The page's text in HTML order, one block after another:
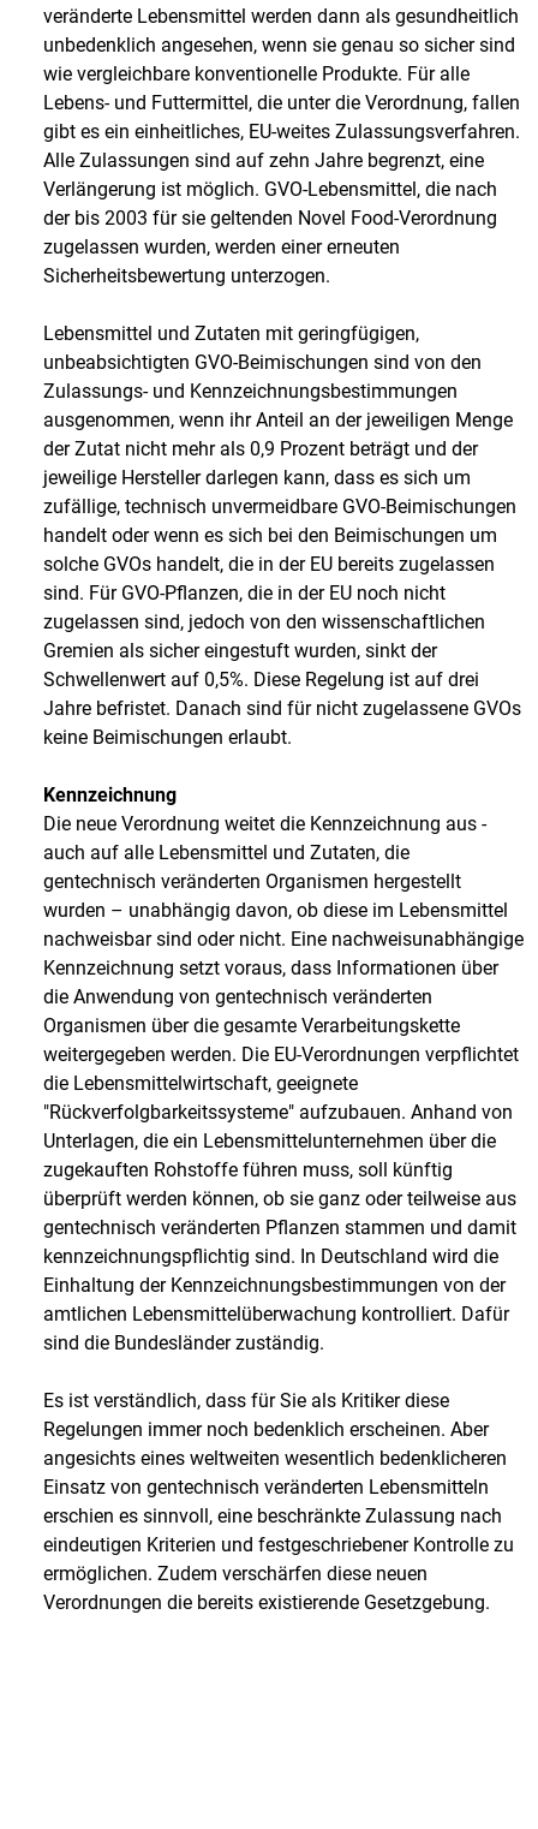
veränderte Lebensmittel werden dann als gesundheitlich
unbedenklich angesehen, wenn sie genau so sicher sind
wie vergleichbare konventionelle Produkte. Für alle
Lebens- und Futtermittel, die unter die Verordnung, fallen
gibt es ein einheitliches, EU-weites Zulassungsverfahren.
Alle Zulassungen sind auf zehn Jahre begrenzt, eine
Verlängerung ist möglich. GVO-Lebensmittel, die nach
der bis 2003 für sie geltenden Novel Food-Verordnung
zugelassen wurden, werden einer erneuten
Sicherheitsbewertung unterzogen.
Lebensmittel und Zutaten mit geringfügigen,
unbeabsichtigten GVO-Beimischungen sind von den
Zulassungs- und Kennzeichnungsbestimmungen
ausgenommen, wenn ihr Anteil an der jeweiligen Menge
der Zutat nicht mehr als 0,9 Prozent beträgt und der
jeweilige Hersteller darlegen kann, dass es sich um
zufällige, technisch unvermeidbare GVO-Beimischungen
handelt oder wenn es sich bei den Beimischungen um
solche GVOs handelt, die in der EU bereits zugelassen
sind. Für GVO-Pflanzen, die in der EU noch nicht
zugelassen sind, jedoch von den wissenschaftlichen
Gremien als sicher eingestuft wurden, sinkt der
Schwellenwert auf 0,5%. Diese Regelung ist auf drei
Jahre befristet. Danach sind für nicht zugelassene GVOs
keine Beimischungen erlaubt.
Kennzeichnung
Die neue Verordnung weitet die Kennzeichnung aus -
auch auf alle Lebensmittel und Zutaten, die
gentechnisch veränderten Organismen hergestellt
wurden – unabhängig davon, ob diese im Lebensmittel
nachweisbar sind oder nicht. Eine nachweisunabhängige
Kennzeichnung setzt voraus, dass Informationen über
die Anwendung von gentechnisch veränderten
Organismen über die gesamte Verarbeitungskette
weitergegeben werden. Die EU-Verordnungen verpflichtet
die Lebensmittelwirtschaft, geeignete
"Rückverfolgbarkeitssysteme" aufzubauen. Anhand von
Unterlagen, die ein Lebensmittelunternehmen über die
zugekauften Rohstoffe führen muss, soll künftig
überprüft werden können, ob sie ganz oder teilweise aus
gentechnisch veränderten Pflanzen stammen und damit
kennzeichnungspflichtig sind. In Deutschland wird die
Einhaltung der Kennzeichnungsbestimmungen von der
amtlichen Lebensmittelüberwachung kontrolliert. Dafür
sind die Bundesländer zuständig.
Es ist verständlich, dass für Sie als Kritiker diese
Regelungen immer noch bedenklich erscheinen. Aber
angesichts eines weltweiten wesentlich bedenklicheren
Einsatz von gentechnisch veränderten Lebensmitteln
erschien es sinnvoll, eine beschränkte Zulassung nach
eindeutigen Kriterien und festgeschriebener Kontrolle zu
ermöglichen. Zudem verschärfen diese neuen
Verordnungen die bereits existierende Gesetzgebung.